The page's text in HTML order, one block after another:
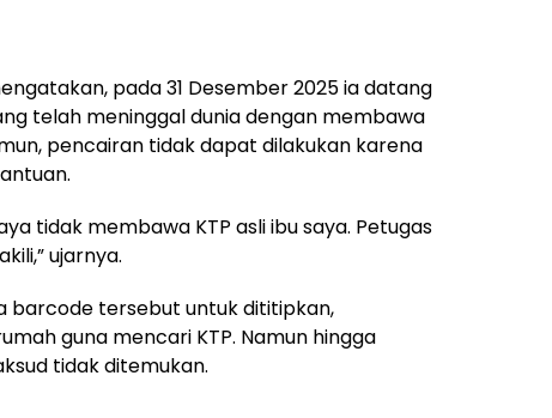
pada 31 Desember 2025 ia datang
telah meninggal dunia dengan membawa
pencairan tidak dapat dilakukan karena
tidak membawa KTP asli ibu saya. Petugas
ujarnya.
barcode tersebut untuk dititipkan,
guna mencari KTP. Namun hingga
tidak ditemukan.